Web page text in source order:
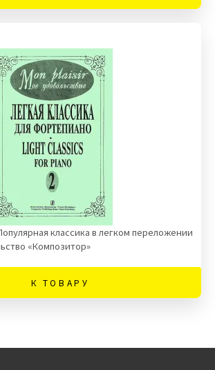
классика в легком переложении
«Композитор»
К ТОВАРУ